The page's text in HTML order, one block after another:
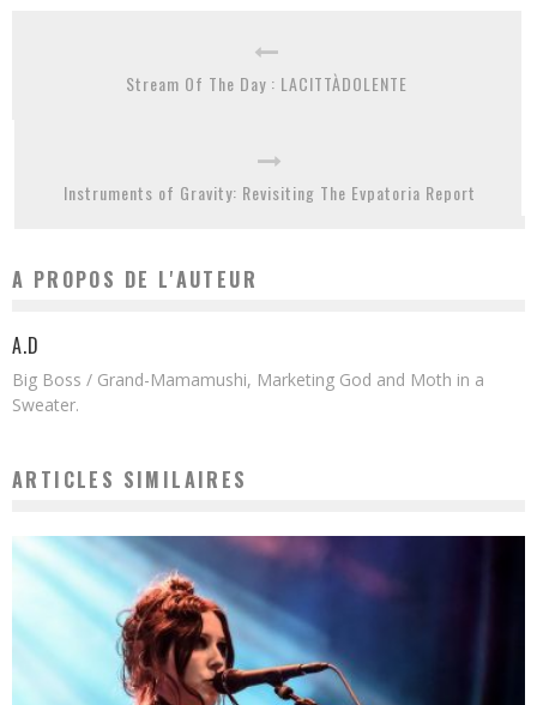
Stream Of The Day : LACITTÀDOLENTE
Instruments of Gravity: Revisiting The Evpatoria Report
A PROPOS DE L'AUTEUR
A.D
Big Boss / Grand-Mamamushi, Marketing God and Moth in a
Sweater.
ARTICLES SIMILAIRES